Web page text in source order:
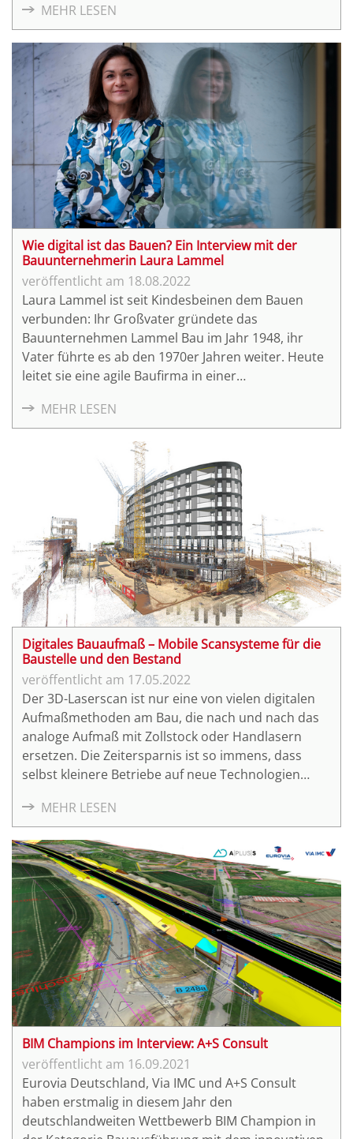
Wertschöpfungskette einer Immobilie. Das
Kompetenzzentrum Planen und Bauen gibt in
Umsetzungsprojekten einen Einblick in die Beispiele
der Bestandsaufnahme über die Überprüfung des
Baufortschritts bis zur zerstörungsfreien Prüfung
von Bauteilen.
MEHR LESEN
Wie digital ist das Bauen? Ein Interview mit der
Bauunternehmerin Laura Lammel
18.08.2022
Laura Lammel ist seit Kindesbeinen dem Bauen
verbunden: Ihr Großvater gründete das
Bauunternehmen Lammel Bau im Jahr 1948, ihr
Vater führte es ab den 1970er Jahren weiter. Heute
leitet sie eine agile Baufirma in einer
hat unter anderem früh die Chancen der
Digitalisierung erkannt, setzt auf offenen Dialog
und Schulterschluss. Und das selbst mit der
MEHR LESEN
Digitales Bauaufmaß – Mobile Scansysteme für die
Baustelle und den Bestand
17.05.2022
Der 3D-Laserscan ist nur eine von vielen digitalen
Aufmaßmethoden am Bau, die nach und nach das
analoge Aufmaß mit Zollstock oder Handlasern
ersetzen. Die Zeitersparnis ist so immens, dass
selbst kleinere Betriebe auf neue Technologien
Präzision der Technologie liefert relevante, nahezu
fehlerfreie Planungsdaten. Nachbearbeitungszeiten
entfallen. Baukosten lassen sich besser abschätzen.
MEHR LESEN
BIM Champions im Interview: A+S Consult
16.09.2021
Eurovia Deutschland, Via IMC und A+S Consult
haben erstmalig in diesem Jahr den
deutschlandweiten Wettbewerb BIM Champion in